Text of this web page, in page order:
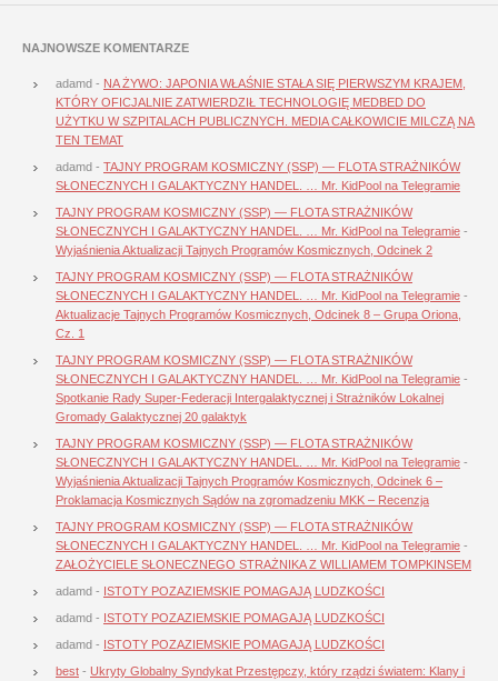
NAJNOWSZE KOMENTARZE
adamd - NA ŻYWO: JAPONIA WŁAŚNIE STAŁA SIĘ PIERWSZYM KRAJEM,
KTÓRY OFICJALNIE ZATWIERDZIŁ TECHNOLOGIĘ MEDBED DO
UŻYTKU W SZPITALACH PUBLICZNYCH. MEDIA CAŁKOWICIE MILCZĄ NA
TEN TEMAT
adamd - TAJNY PROGRAM KOSMICZNY (SSP) — FLOTA STRAŻNIKÓW
SŁONECZNYCH I GALAKTYCZNY HANDEL. … Mr. KidPool na Telegramie
TAJNY PROGRAM KOSMICZNY (SSP) — FLOTA STRAŻNIKÓW
SŁONECZNYCH I GALAKTYCZNY HANDEL. … Mr. KidPool na Telegramie -
Wyjaśnienia Aktualizacji Tajnych Programów Kosmicznych, Odcinek 2
TAJNY PROGRAM KOSMICZNY (SSP) — FLOTA STRAŻNIKÓW
SŁONECZNYCH I GALAKTYCZNY HANDEL. … Mr. KidPool na Telegramie -
Aktualizacje Tajnych Programów Kosmicznych, Odcinek 8 – Grupa Oriona,
Cz. 1
TAJNY PROGRAM KOSMICZNY (SSP) — FLOTA STRAŻNIKÓW
SŁONECZNYCH I GALAKTYCZNY HANDEL. … Mr. KidPool na Telegramie -
Spotkanie Rady Super-Federacji Intergalaktycznej i Strażników Lokalnej
Gromady Galaktycznej 20 galaktyk
TAJNY PROGRAM KOSMICZNY (SSP) — FLOTA STRAŻNIKÓW
SŁONECZNYCH I GALAKTYCZNY HANDEL. … Mr. KidPool na Telegramie -
Wyjaśnienia Aktualizacji Tajnych Programów Kosmicznych, Odcinek 6 –
Proklamacja Kosmicznych Sądów na zgromadzeniu MKK – Recenzja
TAJNY PROGRAM KOSMICZNY (SSP) — FLOTA STRAŻNIKÓW
SŁONECZNYCH I GALAKTYCZNY HANDEL. … Mr. KidPool na Telegramie -
ZAŁOŻYCIELE SŁONECZNEGO STRAŻNIKA Z WILLIAMEM TOMPKINSEM
adamd - ISTOTY POZAZIEMSKIE POMAGAJĄ LUDZKOŚCI
adamd - ISTOTY POZAZIEMSKIE POMAGAJĄ LUDZKOŚCI
adamd - ISTOTY POZAZIEMSKIE POMAGAJĄ LUDZKOŚCI
best - Ukryty Globalny Syndykat Przestępczy, który rządzi światem: Klany i